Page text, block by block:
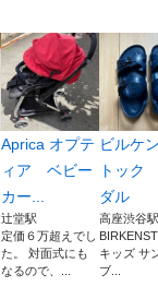
Aprica オプテ
ィア ベビー
カー...
辻堂駅
定価６万超えでし
た。 対面式にも
なるので、...
ビルケ
トック
ダル
高座渋谷駅
キッズ サ
ブ...